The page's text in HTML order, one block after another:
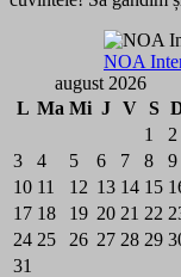
NOA
august 2026
L Ma Mi J V S
1
2
3
4 5 6 7 8
9
10 11 12 13 14 15
17 18 19 20 21 22
24 25 26 27 28 29
31